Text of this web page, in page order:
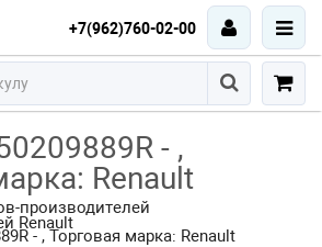
+7(962)760-02-00
- ,
Renault
производителей
Renault
- , Торговая марка: Renault